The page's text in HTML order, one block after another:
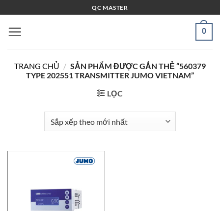
qua
nội
QC MASTER
0
TRANG CHỦ / SẢN PHẨM ĐƯỢC GẮN THẺ “560379
TYPE 202551 TRANSMITTER JUMO VIETNAM”
LỌC